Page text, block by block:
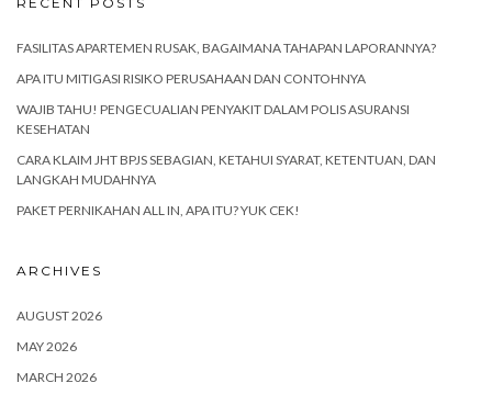
FASILITAS APARTEMEN RUSAK, BAGAIMANA TAHAPAN LAPORANNYA?
APA ITU MITIGASI RISIKO PERUSAHAAN DAN CONTOHNYA
WAJIB TAHU! PENGECUALIAN PENYAKIT DALAM POLIS ASURANSI
KESEHATAN
CARA KLAIM JHT BPJS SEBAGIAN, KETAHUI SYARAT, KETENTUAN, DAN
LANGKAH MUDAHNYA
PAKET PERNIKAHAN ALL IN, APA ITU? YUK CEK!
ARCHIVES
AUGUST 2026
MAY 2026
MARCH 2026